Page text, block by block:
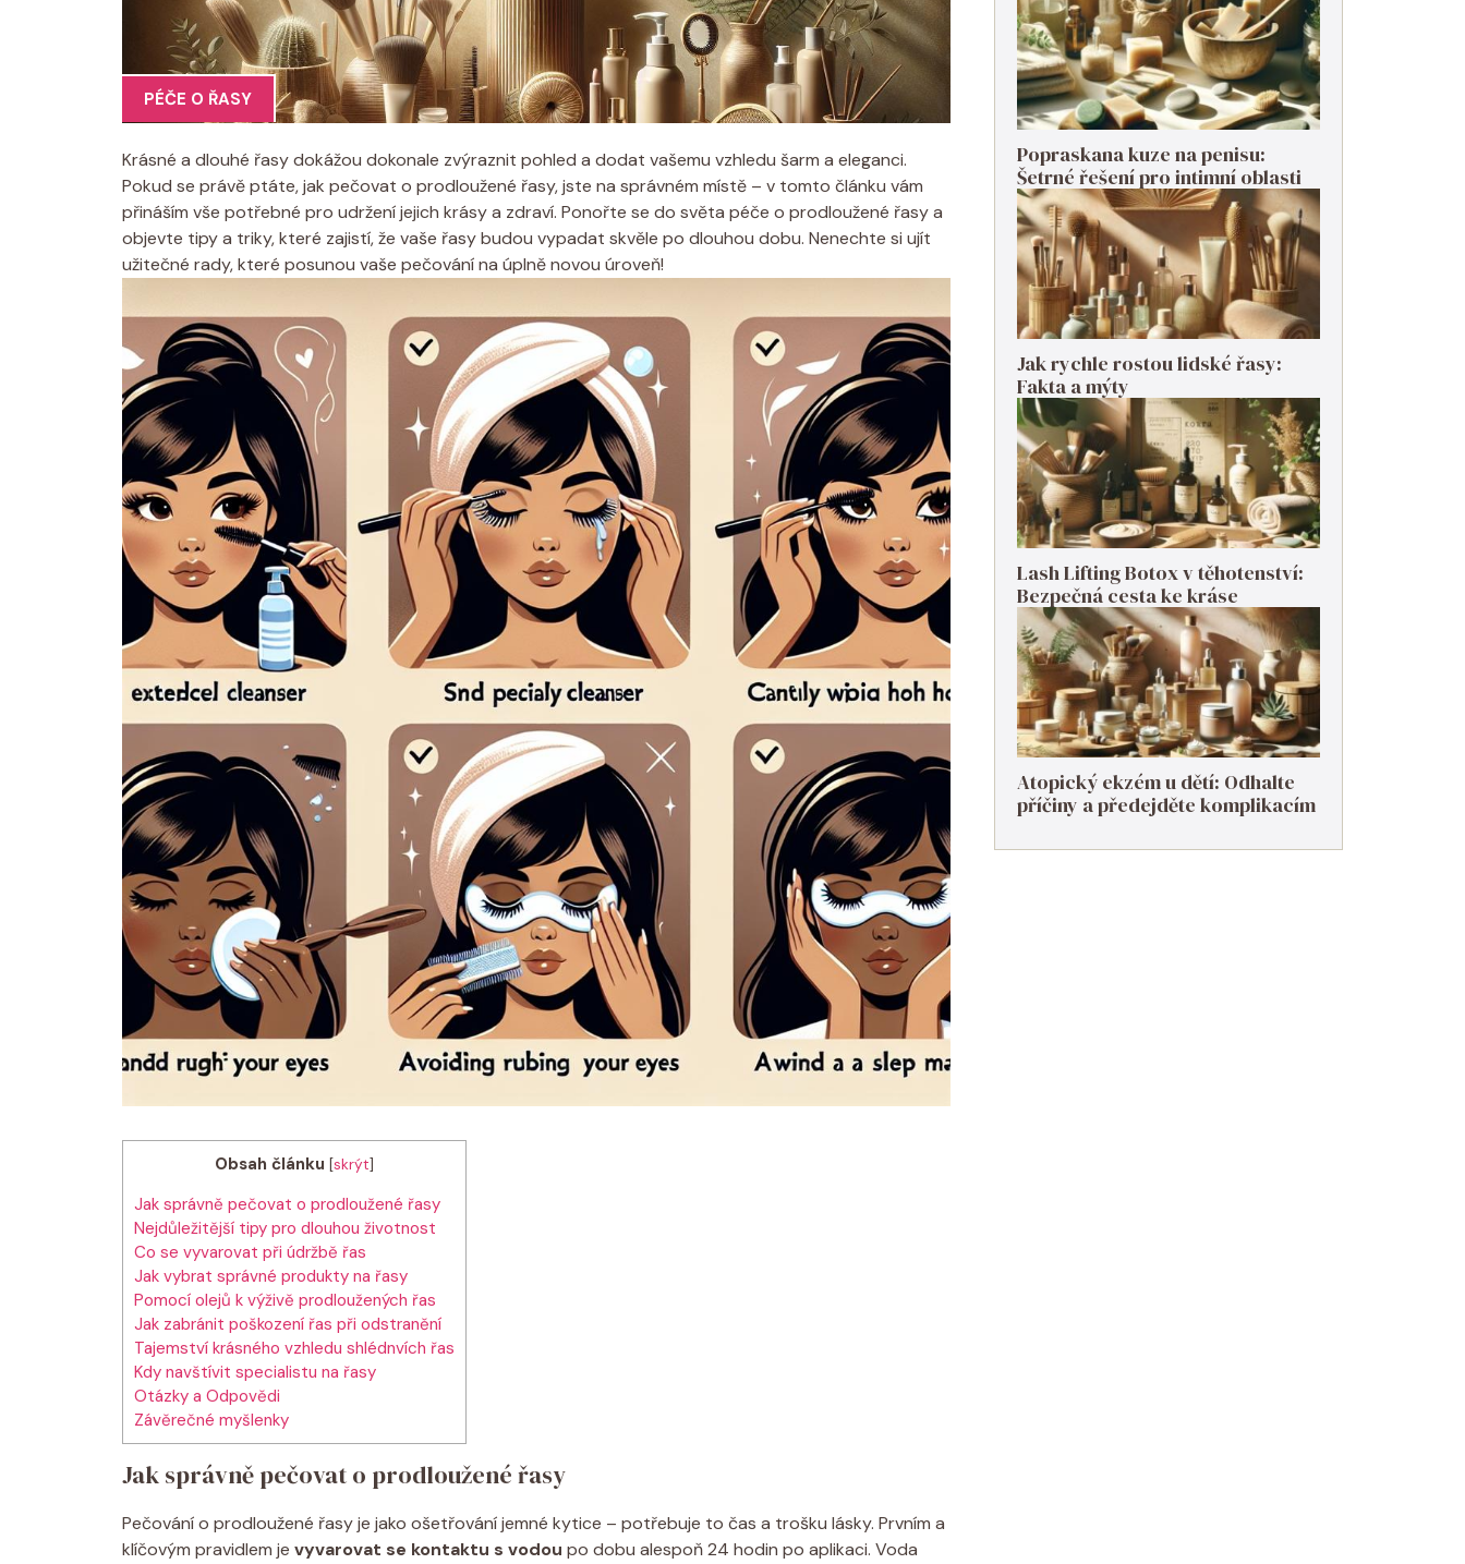
PÉČE O ŘASY
Krásné a dlouhé řasy dokážou dokonale zvýraznit pohled a dodat vašemu vzhledu šarm a eleganci.
Pokud se právě ptáte, jak pečovat o prodloužené řasy, jste na správném místě – v tomto článku vám
přináším vše potřebné pro udržení jejich krásy a zdraví. Ponořte se do světa péče o prodloužené řasy a
objevte tipy a triky, které zajistí, že vaše řasy budou vypadat skvěle po dlouhou dobu. Nenechte si ujít
užitečné rady, které posunou vaše pečování na úplně novou úroveň!
Obsah článku [skrýt]
Jak správně pečovat o prodloužené řasy
Nejdůležitější tipy pro dlouhou životnost
Co se vyvarovat při údržbě řas
Jak vybrat správné produkty na řasy
Pomocí olejů k výživě prodloužených řas
Jak zabránit poškození řas při odstranění
Tajemství krásného vzhledu shlédnvích řas
Kdy navštívit specialistu na řasy
Otázky a Odpovědi
Závěrečné myšlenky
Jak správně pečovat o prodloužené řasy
Pečování o prodloužené řasy je jako ošetřování jemné kytice – potřebuje to čas a trošku lásky. Prvním a
klíčovým pravidlem je vyvarovat se kontaktu s vodou po dobu alespoň 24 hodin po aplikaci. Voda
Popraskana kuze na penisu:
Šetrné řešení pro intimní oblasti
Jak rychle rostou lidské řasy:
Fakta a mýty
Lash Lifting Botox v těhotenství:
Bezpečná cesta ke kráse
Atopický ekzém u dětí: Odhalte
příčiny a předejděte komplikacím